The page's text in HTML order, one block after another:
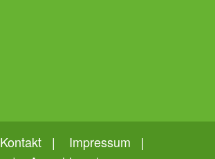
Kontakt
Impressum